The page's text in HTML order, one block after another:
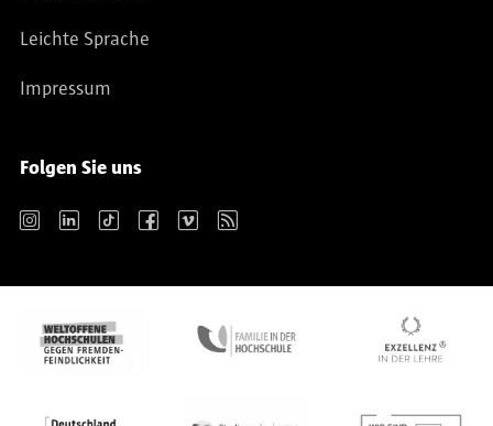
Leichte Sprache
Impressum
Folgen Sie uns
Instagram LinkedIn TikTok Facebook Vimeo RSS